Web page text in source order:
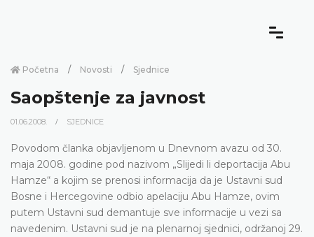
Početna Novosti Sjednice
Saopštenje za javnost
01.06.2008. SJEDNICE
Povodom članka objavljenom u Dnevnom avazu od 30.
maja 2008. godine pod nazivom „Slijedi li deportacija Abu
Hamze“ a kojim se prenosi informacija da je Ustavni sud
Bosne i Hercegovine odbio apelaciju Abu Hamze, ovim
putem Ustavni sud demantuje sve informacije u vezi sa
navedenim. Ustavni sud je na plenarnoj sjednici, održanoj 29.